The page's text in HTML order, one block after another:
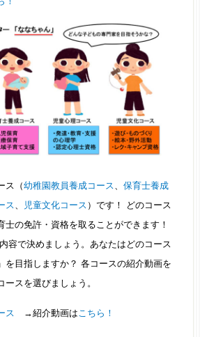
ス（幼稚園教員養成コース 、保育士養成
ス 児童文化コース ）です！ どのコース
士の免許・資格を取ることができます！
容で決めましょう。あなたはどのコース
を目指しますか？ 各コースの紹介動画を
ースを選びましょう。
ス →紹介動画は こちら！